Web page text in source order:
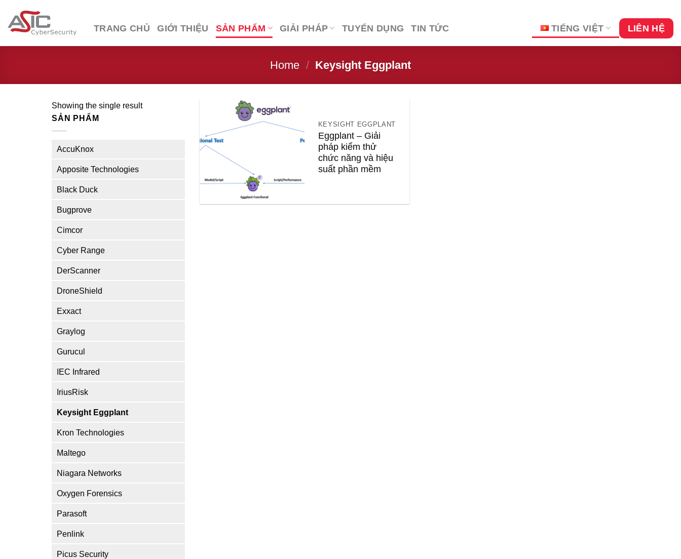
content
TRANG CHỦ GIỚI THIỆU SẢN PHẨM GIẢI PHÁP TUYỂN DỤNG TIN TỨC TIẾNG VIỆT LIÊN HỆ
Home / Keysight Eggplant
Showing the single result
SẢN PHẨM
AccuKnox
Apposite Technologies
Black Duck
Bugprove
Cimcor
Cyber Range
DerScanner
DroneShield
Exxact
Graylog
Gurucul
IEC Infrared
IriusRisk
Keysight Eggplant
Kron Technologies
Maltego
Niagara Networks
Oxygen Forensics
Parasoft
Penlink
Picus Security
KEYSIGHT EGGPLANT
Eggplant – Giải
pháp kiểm thử
chức năng và hiệu
suất phần mềm